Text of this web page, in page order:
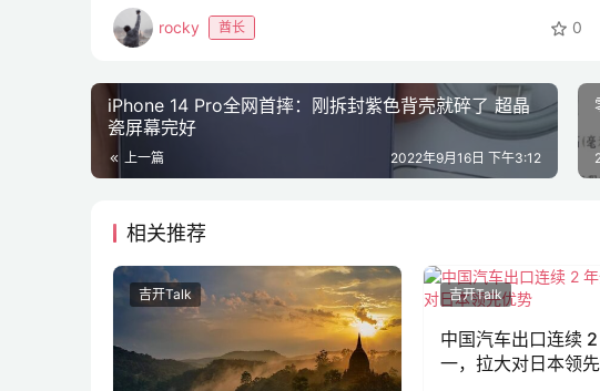
rocky 酋长 0
iPhone 14 Pro全网首摔：刚拆封紫色背壳就碎了 超晶
瓷屏幕完好
上一篇 2022年9月16日 下午3:12
相关推荐
吉开Talk 吉开Talk
中国汽车出口连续
一，拉大对日本领